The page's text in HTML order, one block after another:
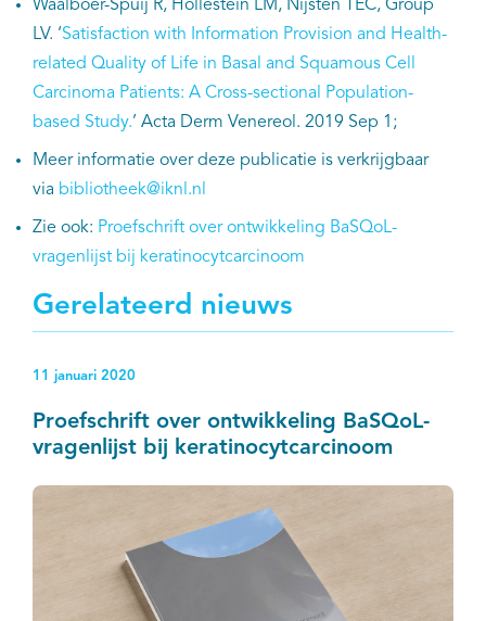
Waalboer-Spuij R, Hollestein LM, Nijsten TEC, Group
LV. ‘Satisfaction with Information Provision and Health-
related Quality of Life in Basal and Squamous Cell
Carcinoma Patients: A Cross-sectional Population-
based Study.’ Acta Derm Venereol. 2019 Sep 1;
Meer informatie over deze publicatie is verkrijgbaar
via bibliotheek@iknl.nl
Zie ook: Proefschrift over ontwikkeling BaSQoL-
vragenlijst bij keratinocytcarcinoom
Gerelateerd nieuws
11 januari 2020
Proefschrift over ontwikkeling BaSQoL-
vragenlijst bij keratinocytcarcinoom